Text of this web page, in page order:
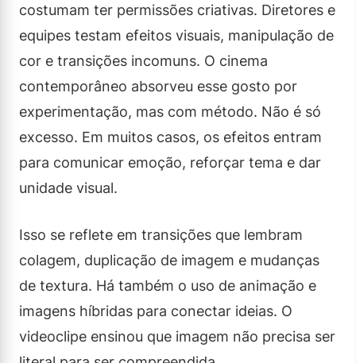
costumam ter permissões criativas. Diretores e
equipes testam efeitos visuais, manipulação de
cor e transições incomuns. O cinema
contemporâneo absorveu esse gosto por
experimentação, mas com método. Não é só
excesso. Em muitos casos, os efeitos entram
para comunicar emoção, reforçar tema e dar
unidade visual.
Isso se reflete em transições que lembram
colagem, duplicação de imagem e mudanças
de textura. Há também o uso de animação e
imagens híbridas para conectar ideias. O
videoclipe ensinou que imagem não precisa ser